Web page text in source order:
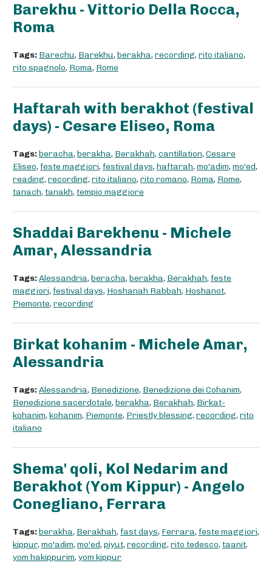
Barekhu - Vittorio Della Rocca,
Roma
Tags: Barechu, Barekhu, berakha, recording, rito italiano,
rito spagnolo, Roma, Rome
Haftarah with berakhot (festival
days) - Cesare Eliseo, Roma
Tags:beracha, berakha, Berakhah, cantillation, Cesare
Eliseo, feste maggiori, festival days, haftarah, mo'adim, mo'ed,
reading, recording, rito italiano, rito romano, Roma, Rome,
tanach, tanakh, tempio maggiore
Shaddai Barekhenu - Michele
Amar, Alessandria
Tags:Alessandria, beracha, berakha, Berakhah, feste
maggiori, festival days, Hoshanah Rabbah, Hoshanot,
Piemonte, recording
Birkat kohanim - Michele Amar,
Alessandria
Tags:Alessandria, Benedizione, Benedizione dei Cohanim,
Benedizione sacerdotale, berakha, Berakhah, Birkat-
kohanim, kohanim, Piemonte, Priestly blessing, recording, rito
italiano
Shema' qoli, Kol Nedarim and
Berakhot (Yom Kippur) - Angelo
Conegliano, Ferrara
Tags:berakha, Berakhah, fast days, Ferrara, feste maggiori,
kippur, mo'adim, mo'ed, piyut, recording, rito tedesco, taanit,
yom hakippurim, yom kippur